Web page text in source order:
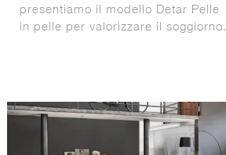
presentiamo il modello Detar Pelle
in pelle per valorizzare il soggiorno.